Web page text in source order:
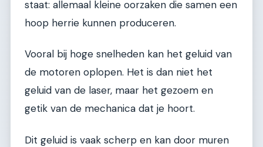
staat: allemaal kleine oorzaken die samen een
hoop herrie kunnen produceren.
Vooral bij hoge snelheden kan het geluid van
de motoren oplopen. Het is dan niet het
geluid van de laser, maar het gezoem en
getik van de mechanica dat je hoort.
Dit geluid is vaak scherp en kan door muren